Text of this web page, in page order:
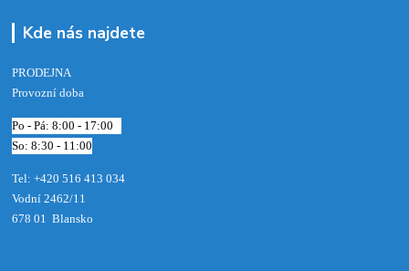
Kde nás najdete
PRODEJNA
Provozní doba
Po - Pá: 8:00 - 17:00
So: 8:30 - 11:00
Tel: +420 516 413 034‬
Vodní 2462/11
678 01 Blansko